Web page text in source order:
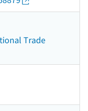
Trade